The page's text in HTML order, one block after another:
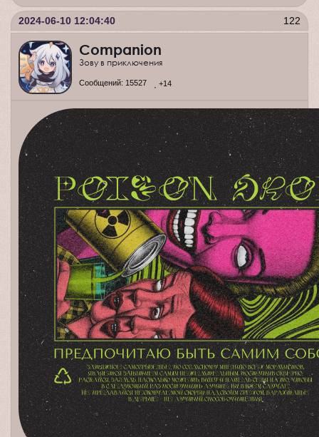
122
2024-06-10 12:04:40
Companion
Зову в приключения
Сообщений: 15527 +14